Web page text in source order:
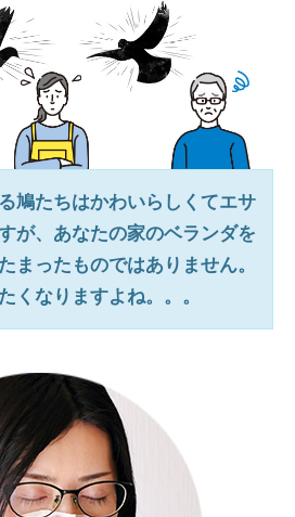
鳩たちはかわいらしくてエサ
が、あなたの家のベランダを
まったものではありません。
くなりますよね。。。